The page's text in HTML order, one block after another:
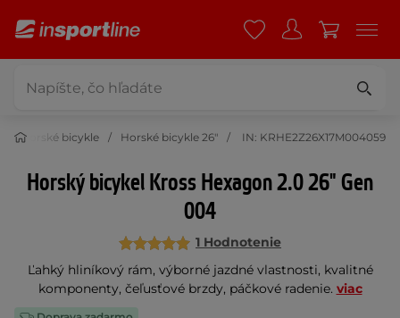
Horské bicykle Horské bicykle 26" IN: KRHE2Z26X17M004059
Horský bicykel Kross Hexagon 2.0 26" Gen
004
1 Hodnotenie
Ľahký hliníkový rám, výborné jazdné vlastnosti, kvalitné
komponenty, čeľusťové brzdy, páčkové radenie. viac